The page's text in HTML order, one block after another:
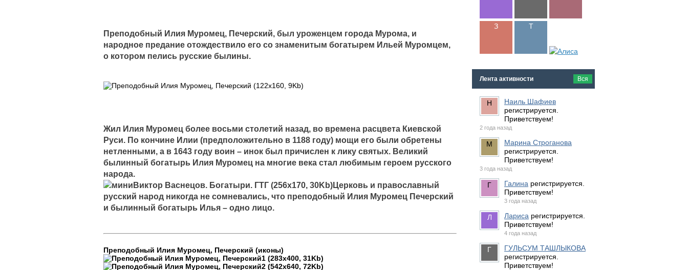
Преподобный Илия Муромец, Печерский, был уроженцем города Мурома, и
народное предание отождествило его со знаменитым богатырем Ильей Муромцем,
о котором пелись русские былины.
Жил Илия Муромец более восьми столетий назад, во времена расцвета Киевской
Руси. По кончине Илии (предположительно в 1188 году) мощи его были обретены
нетленными, а в 1643 году воин – инок был причислен к лику святых. Великий
былинный богатырь Илия Муромец на многие века стал любимым героем русского
народа.
Церковь и православный
русский народ никогда не сомневались, что преподобный Илия Муромец Печерский
и былинный богатырь Илья – одно лицо.
Преподобный Илия Муромец, Печерский (иконы)
Лента активности Вся
Наиль Шафиев
регистрируется.
Приветствуем!
2 года назад
Марина Строганова
регистрируется.
Приветствуем!
3 года назад
Галина регистрируется.
Приветствуем!
3 года назад
Лариса регистрируется.
Приветствуем!
4 года назад
ГУЛЬСУМ ТАШЛЫКОВА
регистрируется.
Приветствуем!